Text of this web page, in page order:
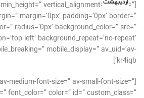
vertical_alignment=” space=”
margin=’0px’ padding=’0px’ border=”
radius=’0px’ background_color=” src=”
left’ background_repeat=’no-repeat’
mobile_display=” av_uid=’av-
kr4iqb’]
medium-font-size=” av-small-font-size=”
font_color=” color=” id=” custom_class=”